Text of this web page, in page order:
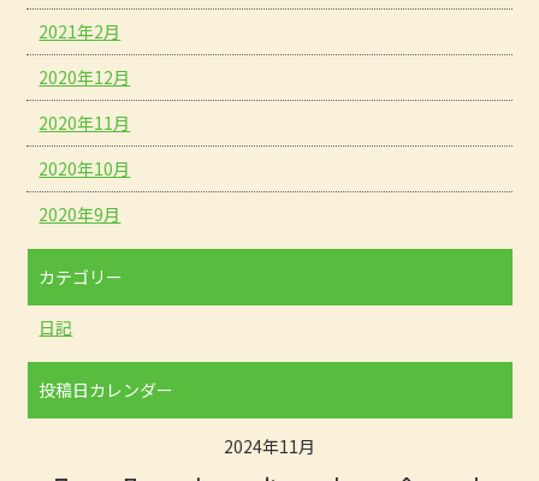
2021年2月
2020年12月
2020年11月
2020年10月
2020年9月
カテゴリー
日記
投稿日カレンダー
2024年11月